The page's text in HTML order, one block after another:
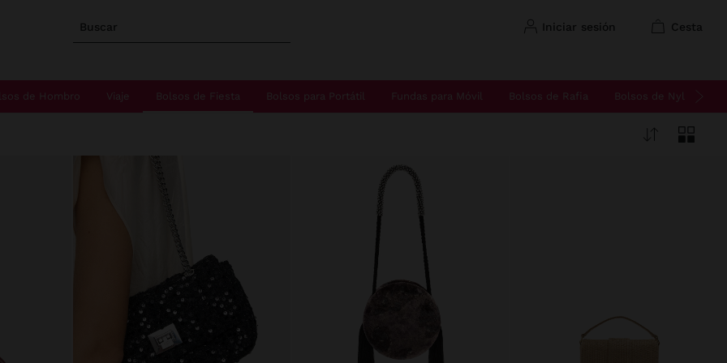
Buscar iniciar sesión cesta
de Hombro Viaje Bolsos de Fiesta Bolsos para Portátil Fundas para Móvil Bolsos de Rafia Bolsos de Nylon